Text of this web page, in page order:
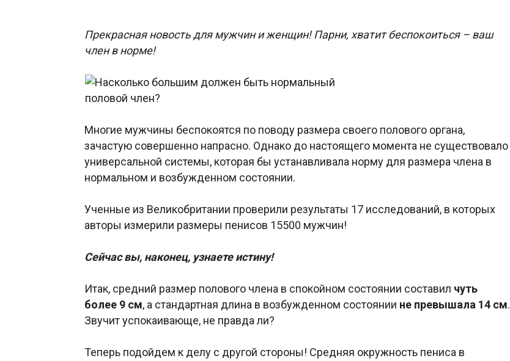
Прекрасная новость для мужчин и женщин! Парни, хватит беспокоиться – ваш
член в норме!
Многие мужчины беспокоятся по поводу размера своего полового органа,
зачастую совершенно напрасно. Однако до настоящего момента не существовало
универсальной системы, которая бы устанавливала норму для размера члена в
нормальном и возбужденном состоянии.
Ученные из Великобритании проверили результаты 17 исследований, в которых
авторы измерили размеры пенисов 15500 мужчин!
Сейчас вы, наконец, узнаете истину!
Итак, средний размер полового члена в спокойном состоянии составил чуть
более 9 см, а стандартная длина в возбужденном состоянии не превышала 14 см.
Звучит успокаивающе, не правда ли?
Теперь подойдем к делу с другой стороны! Средняя окружность пениса в